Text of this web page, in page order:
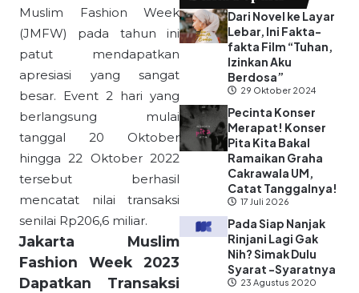
Muslim Fashion Week
(JMFW) pada tahun ini
patut mendapatkan
apresiasi yang sangat
besar. Event 2 hari yang
berlangsung mulai
tanggal 20 Oktober
hingga 22 Oktober 2022
tersebut berhasil
mencatat nilai transaksi
senilai Rp206,6 miliar.
Jakarta Muslim
Fashion Week 2023
Dapatkan Transaksi
Dari Novel ke Layar
Lebar, Ini Fakta-
fakta Film “Tuhan,
Izinkan Aku
Berdosa”
29 Oktober 2024
Pecinta Konser
Merapat! Konser
Pita Kita Bakal
Ramaikan Graha
Cakrawala UM,
Catat Tanggalnya!
17 Juli 2026
Pada Siap Nanjak
Rinjani Lagi Gak
Nih? Simak Dulu
Syarat -Syaratnya
23 Agustus 2020